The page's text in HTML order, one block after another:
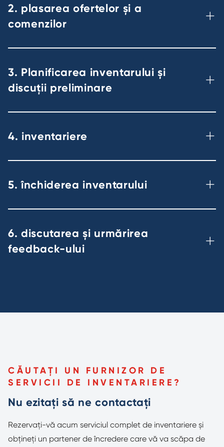
2. plasarea ofertelor și a
comenzilor
3. Planificarea inventarului și
discuții preliminare
4. inventariere
5. închiderea inventarului
6. discutarea și urmărirea
feedback-ului
CĂUTAȚI UN FURNIZOR DE
SERVICII DE INVENTARIERE?
Nu ezitați să ne contactați
Rezervați-vă acum serviciul complet de inventariere și
obțineți un partener de încredere care vă va scăpa de